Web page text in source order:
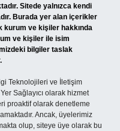
Sitede yalnızca kendi
Burada yer alan içerikler
kurum ve kişiler hakkında
ve kişiler ile isim
bilgiler taslak
Teknolojileri ve İletişim
Sağlayıcı olarak hizmet
proaktif olarak denetleme
Ancak, üyelerimiz
olup, siteye üye olarak bu